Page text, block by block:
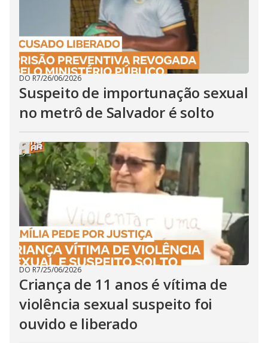
DO R7/26/06/2026
Suspeito de importunação sexual
no metrô de Salvador é solto
DO R7/25/06/2026
Criança de 11 anos é vítima de
violência sexual suspeito foi
ouvido e liberado